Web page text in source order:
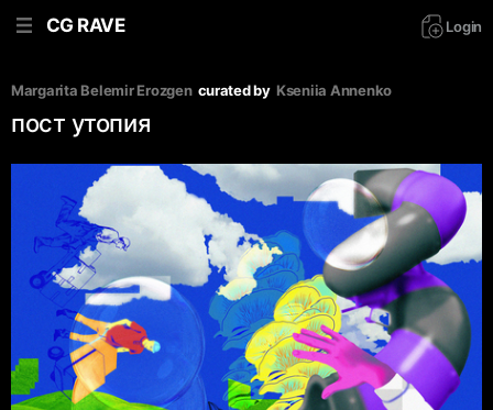
CG RAVE Login
Margarita Belemir Erozgen curated by Kseniia Аnnenko
пост утопия